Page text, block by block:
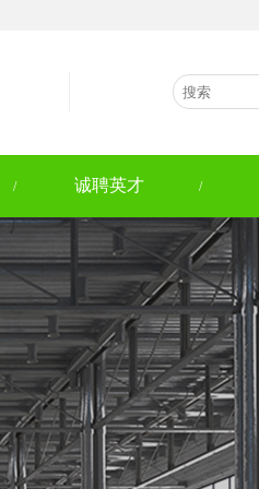
/ 诚聘英才 /